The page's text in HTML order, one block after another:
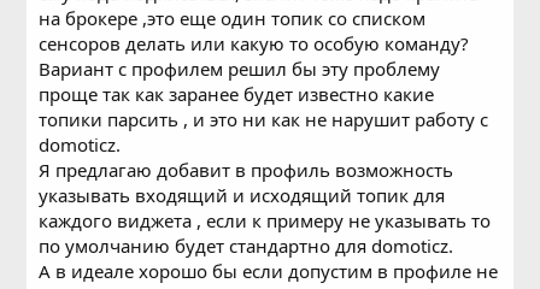
на брокере ,это еще один топик со списком
сенсоров делать или какую то особую команду?
Вариант с профилем решил бы эту проблему
проще так как заранее будет известно какие
топики парсить , и это ни как не нарушит работу с
domoticz.
Я предлагаю добавит в профиль возможность
указывать входящий и исходящий топик для
каждого виджета , если к примеру не указывать то
по умолчанию будет стандартно для domoticz.
А в идеале хорошо бы если допустим в профиле не